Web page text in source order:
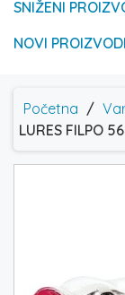
SNIŽENI
NOVI PROIZVODI
Početna /
LURES FILPO